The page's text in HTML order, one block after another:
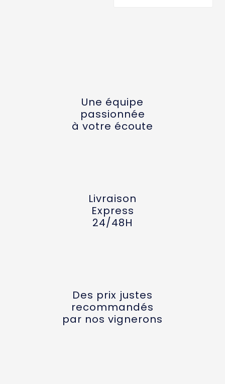
Une équipe
passionnée
à votre écoute
Livraison
Express
24/48H
Des prix justes
recommandés
par nos vignerons